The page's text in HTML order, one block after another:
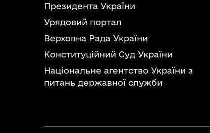
Президента України
Урядовий портал
Верховна Рада України
Конституційний Суд України
Національне агентство України з
питань державної служби